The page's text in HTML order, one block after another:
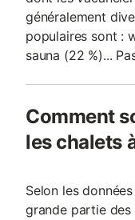
généralement
populaires sont :
sauna (22 %)...
Comment
les chalets
Selon les
grande partie des